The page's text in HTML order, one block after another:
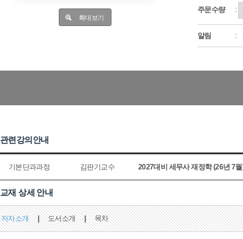
확대보기
주문수량 :
알림 :
관련강의안내
기본단과과정 김판기교수 2027대비 세무사 재정학 (26년 7
교재 상세 안내
저자소개 | 도서소개 | 목차